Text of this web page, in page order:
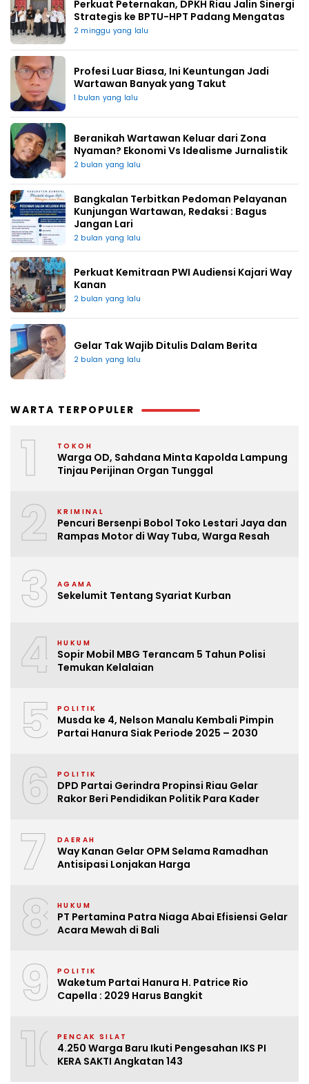
Perkuat Peternakan, DPKH Riau Jalin Sinergi
Strategis ke BPTU-HPT Padang Mengatas
2 minggu yang lalu
Profesi Luar Biasa, Ini Keuntungan Jadi
Wartawan Banyak yang Takut
1 bulan yang lalu
Beranikah Wartawan Keluar dari Zona
Nyaman? Ekonomi Vs Idealisme Jurnalistik
2 bulan yang lalu
Bangkalan Terbitkan Pedoman Pelayanan
Kunjungan Wartawan, Redaksi : Bagus
Jangan Lari
2 bulan yang lalu
Perkuat Kemitraan PWI Audiensi Kajari Way
Kanan
2 bulan yang lalu
Gelar Tak Wajib Ditulis Dalam Berita
2 bulan yang lalu
WARTA TERPOPULER
1 TOKOH
Warga OD, Sahdana Minta Kapolda Lampung
Tinjau Perijinan Organ Tunggal
2 KRIMINAL
Pencuri Bersenpi Bobol Toko Lestari Jaya dan
Rampas Motor di Way Tuba, Warga Resah
3 AGAMA
Sekelumit Tentang Syariat Kurban
4 HUKUM
Sopir Mobil MBG Terancam 5 Tahun Polisi
Temukan Kelalaian
5 POLITIK
Musda ke 4, Nelson Manalu Kembali Pimpin
Partai Hanura Siak Periode 2025 – 2030
6 POLITIK
DPD Partai Gerindra Propinsi Riau Gelar
Rakor Beri Pendidikan Politik Para Kader
7 DAERAH
Way Kanan Gelar OPM Selama Ramadhan
Antisipasi Lonjakan Harga
8 HUKUM
PT Pertamina Patra Niaga Abai Efisiensi Gelar
Acara Mewah di Bali
9 POLITIK
Waketum Partai Hanura H. Patrice Rio
Capella : 2029 Harus Bangkit
10PENCAK SILAT
4.250 Warga Baru Ikuti Pengesahan IKS PI
KERA SAKTI Angkatan 143